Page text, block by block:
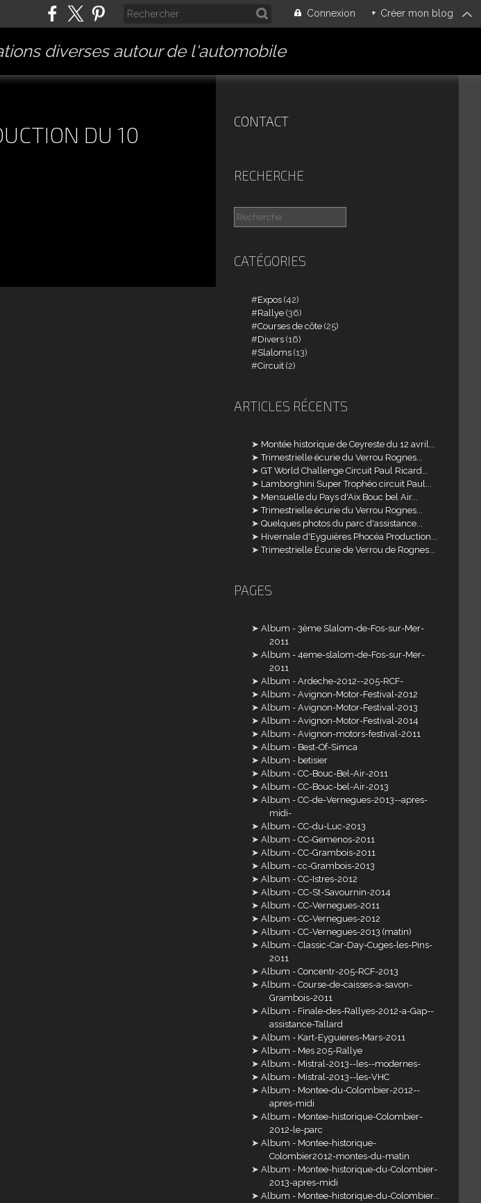
Connexion + Créer mon blog
diverses autour de l'automobile
DU 10
CONTACT
RECHERCHE
CATÉGORIES
Expos (42)
Rallye (36)
Courses de côte (25)
Divers (16)
Slaloms (13)
Circuit (2)
ARTICLES RÉCENTS
Montée historique de Ceyreste du 12 avril...
Trimestrielle écurie du Verrou Rognes...
GT World Challenge Circuit Paul Ricard...
Lamborghini Super Trophéo circuit Paul...
Mensuelle du Pays d'Aix Bouc bel Air...
Trimestrielle écurie du Verrou Rognes...
Quelques photos du parc d'assistance...
Hivernale d'Eyguières Phocéa Production...
Trimestrielle Écurie de Verrou de Rognes...
PAGES
Album - 3ème Slalom-de-Fos-sur-Mer-
2011
Album - 4eme-slalom-de-Fos-sur-Mer-
2011
Album - Ardeche-2012--205-RCF-
Album - Avignon-Motor-Festival-2012
Album - Avignon-Motor-Festival-2013
Album - Avignon-Motor-Festival-2014
Album - Avignon-motors-festival-2011
Album - Best-Of-Simca
Album - betisier
Album - CC-Bouc-Bel-Air-2011
Album - CC-Bouc-bel-Air-2013
Album - CC-de-Vernegues-2013--apres-
midi-
Album - CC-du-Luc-2013
Album - CC-Gemenos-2011
Album - CC-Grambois-2011
Album - cc-Grambois-2013
Album - CC-Istres-2012
Album - CC-St-Savournin-2014
Album - CC-Vernegues-2011
Album - CC-Vernegues-2012
Album - CC-Vernegues-2013 (matin)
Album - Classic-Car-Day-Cuges-les-Pins-
2011
Album - Concentr-205-RCF-2013
Album - Course-de-caisses-a-savon-
Grambois-2011
Album - Finale-des-Rallyes-2012-a-Gap--
assistance-Tallard
Album - Kart-Eyguieres-Mars-2011
Album - Mes 205-Rallye
Album - Mistral-2013--les--modernes-
Album - Mistral-2013--les-VHC
Album - Montee-du-Colombier-2012--
apres-midi
Album - Montee-historique-Colombier-
2012-le-parc
Album - Montee-historique-
Colombier2012-montes-du-matin
Album - Montee-historique-du-Colombier-
2013-apres-midi
Album - Montee-historique-du-Colombier...